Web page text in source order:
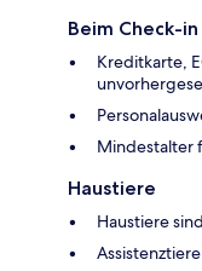
Beim Check-
Kreditkarte,
Mindestalter
Haustiere
Haustiere